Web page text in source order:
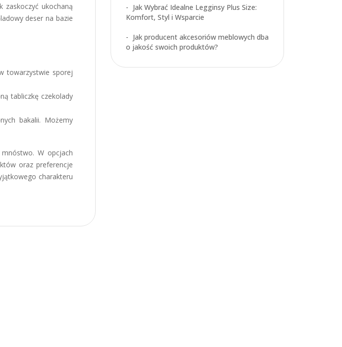
zaskoczyć ukochaną
deser na bazie
towarzystwie sporej
tabliczkę czekolady
bakalii. Możemy
W opcjach
oraz preferencje
charakteru
Jak Wybrać Idealne Legginsy Plus Size:
Komfort, Styl i Wsparcie
Jak producent akcesoriów meblowych dba
o jakość swoich produktów?